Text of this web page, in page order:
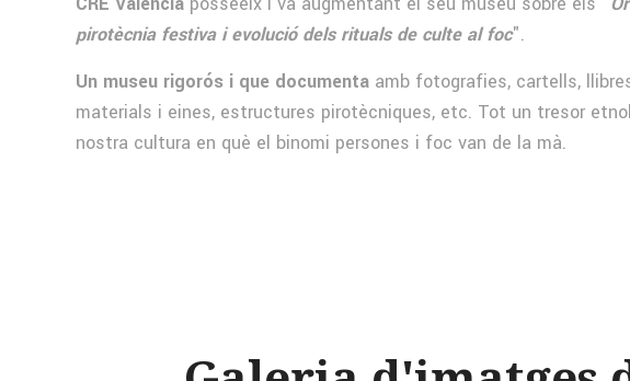
pirotècnia festiva i evolució dels rituals de culte al foc".
Un museu rigorós i que documenta amb fotografies, cartells,
materials i eines, estructures pirotècniques, etc. Tot un tresor
nostra cultura en què el binomi persones i foc van de la mà.